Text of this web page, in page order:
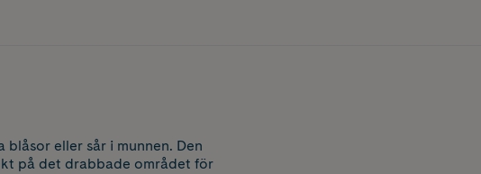
eller sår i munnen. Den
på det drabbade området för